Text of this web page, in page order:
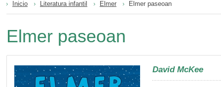
Inicio Literatura infantil Elmer Elmer paseoan
Elmer paseoan
David McKee